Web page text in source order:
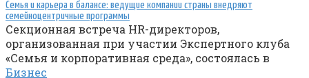
Семья и карьера в балансе: ведущие компании страны внедряют
семейноцентричные программы
Секционная встреча HR-директоров,
организованная при участии Экспертного клуба
«Семья и корпоративная среда», состоялась в
Бизнес